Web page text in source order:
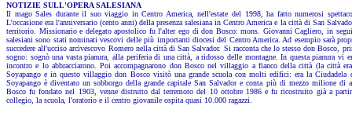
NOTIZIE SULL'OPERA SALESIANA
Il mago Sales durante il suo viaggio in Centro America, nell'estate del 1998, ha fatto numerosi
L'occasione era l'anniversario (cento anni) della presenza salesiana in Centro America e la città di San
territorio. Missionario e delegato apostolico fu l'alter ego di don Bosco: mons. Giovanni Cagliero, in
salesiani sono stati nominati vescovi delle più importanti diocesi del Centro America. Ad esempio sarà
succedere all'ucciso arcivescovo Romero nella città di San Salvador. Si racconta che lo stesso don Bosco,
sogno: sognò una vasta pianura, alla periferia di una città, a ridosso delle montagne. In questa pianura vi
incontro e lo abbracciarono. Poi accompagnarono don Bosco nel villaggio a fianco della città (la città
Soyapango e in questo villaggio don Bosco visitò una grande scuola con molti edifici: era la
Soyapango è diventato un sobborgo della grande capitale San Salvador e conta più di mezzo milione di
Bosco fu fondato nel 1903, venne distrutto dal terremoto del 10 ottobre 1986 e fu ricostruito già a
collegio, la scuola, l'oratorio e il centro giovanile ospita quasi 10.000 ragazzi.